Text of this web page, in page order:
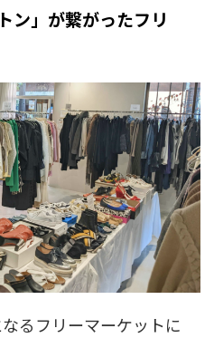
ン」が繋がったフリ
るフリーマーケットに